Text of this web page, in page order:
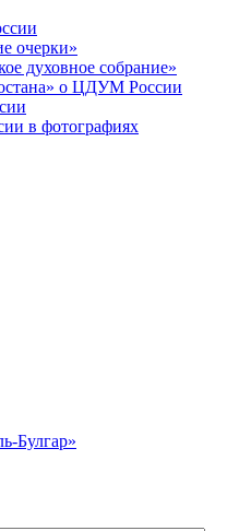
очерки»
духовное собрание»
о ЦДУМ России
в фотографиях
Булгар»